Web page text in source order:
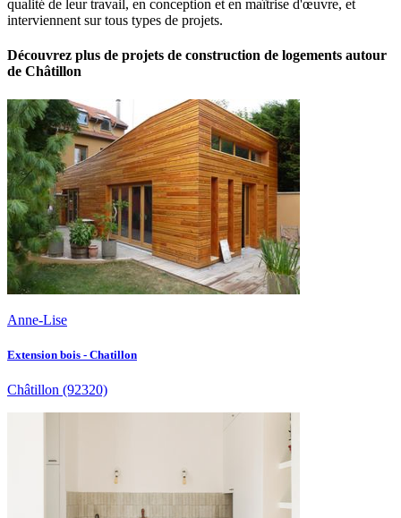
qualité de leur travail, en conception et en maîtrise d'œuvre, et
interviennent sur tous types de projets.
Découvrez plus de projets de construction de logements autour
de Châtillon
Anne-Lise
Extension bois - Chatillon
Châtillon (92320)